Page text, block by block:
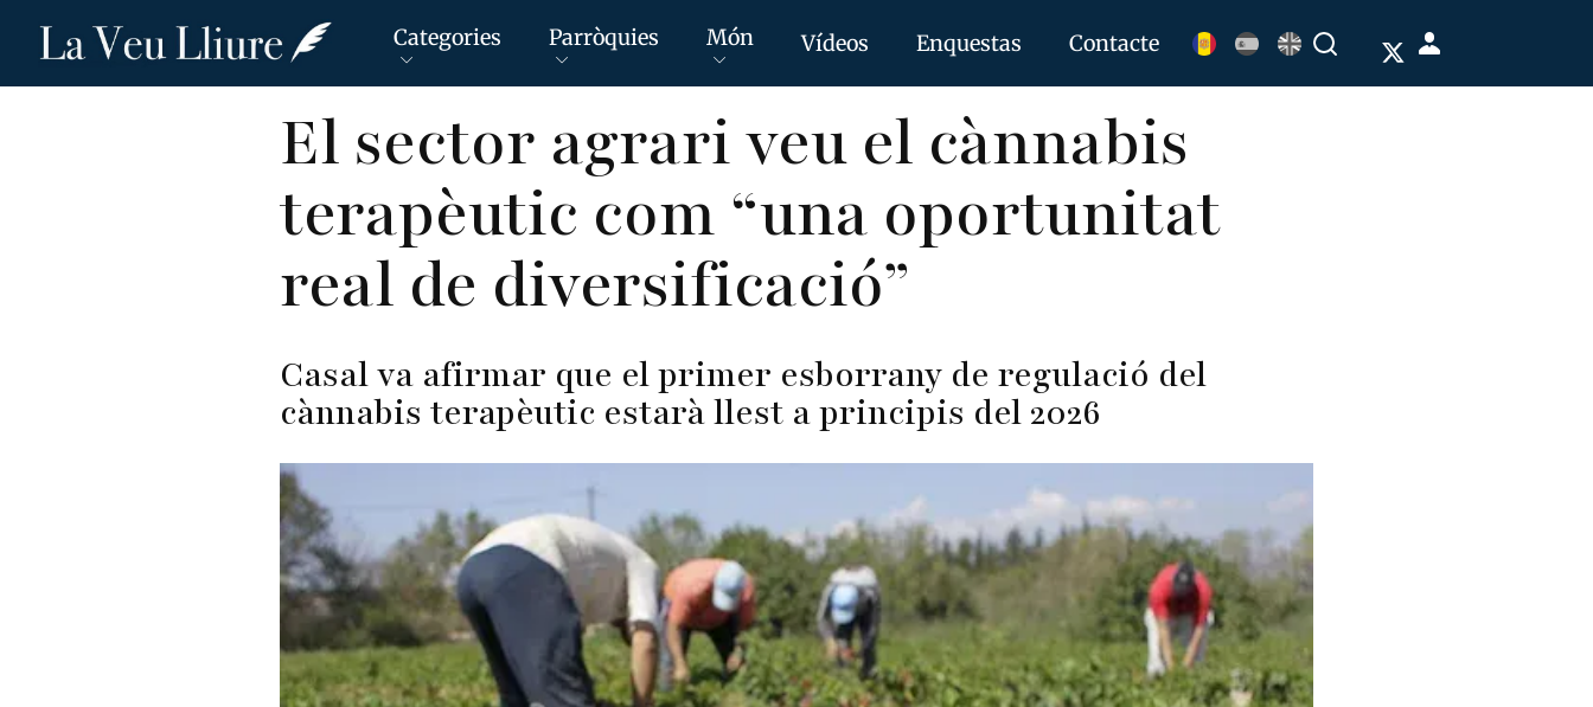
Vés
Categories Parròquies Món Vídeos Enquestas Contacte BuscarMenú
de
El sector agrari veu el cànnabis
terapèutic com “una oportunitat
real de diversificació”
Casal va afirmar que el primer esborrany de regulació del
cànnabis terapèutic estarà llest a principis del 2026